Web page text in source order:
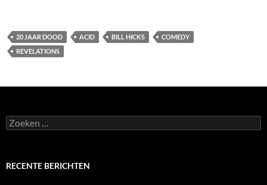
20 JAAR DOOD ACID BILL HICKS
COMEDY
REVELATIONS
Zoeken
naar:
RECENTE BERICHTEN